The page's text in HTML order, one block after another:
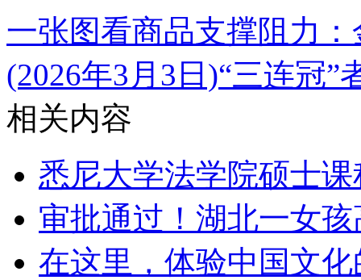
一张图看商品支撑阻力
(2026年3月3日)“三连冠”
相关内容
悉尼大学法学院硕士
审批通过！湖北一女
在这里，体验中国文